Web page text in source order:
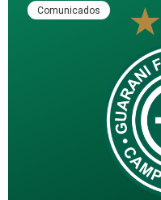
Comunicados